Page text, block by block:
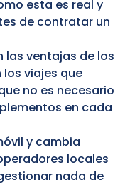
esta es real y
de contratar un
las ventajas de los
viajes que
no es necesario
en cada
y cambia
locales
nada de